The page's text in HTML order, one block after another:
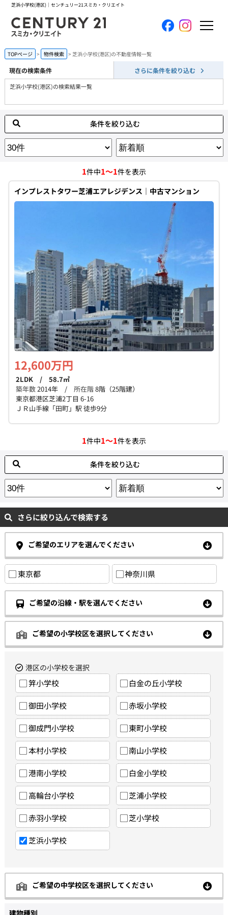
芝浜小学校(港区)｜センチュリー21スミカ・クリエイト
ホーム
当社について
買いたい
売りたい
コンテンツ
採用情報
個人情報保護の取扱い 会員規約 サイトマップ
TOPページ 物件検索 芝浜小学校(港区)の不動産情報一覧
現在の検索条件 さらに条件を絞り込む
芝浜小学校(港区)の検索結果一覧
条件を絞り込む
1件中1～1件を表示
インプレストタワー芝浦エアレジデンス｜中古マンション
12,600万円
2LDK / 58.7㎡
築年数2014年 / 所在階8階（25階建）
東京都港区芝浦2丁目 6-16
ＪＲ山手線「田町」駅 徒歩9分
1件中1～1件を表示
条件を絞り込む
さらに絞り込んで検索する
ご希望のエリアを選んでください
東京都 神奈川県
ご希望の沿線・駅を選んでください
ご希望の小学校区を選択してください
港区の小学校を選択
笄小学校 白金の丘小学校
御田小学校 赤坂小学校
御成門小学校 東町小学校
本村小学校 南山小学校
港南小学校 白金小学校
高輪台小学校 芝浦小学校
赤羽小学校 芝小学校
芝浜小学校
ご希望の中学校区を選択してください